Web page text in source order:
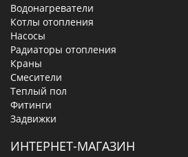
Водонагреватели
Котлы отопления
Насосы
Радиаторы отопления
Краны
Смесители
Теплый пол
Фитинги
Задвижки
ИНТЕРНЕТ-МАГАЗИН